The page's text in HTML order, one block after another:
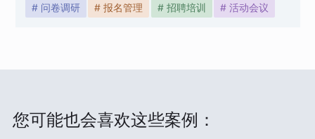
# 问卷调研 # 报名管理 # 招聘培训 # 活动会议
您可能也会喜欢这些案例：